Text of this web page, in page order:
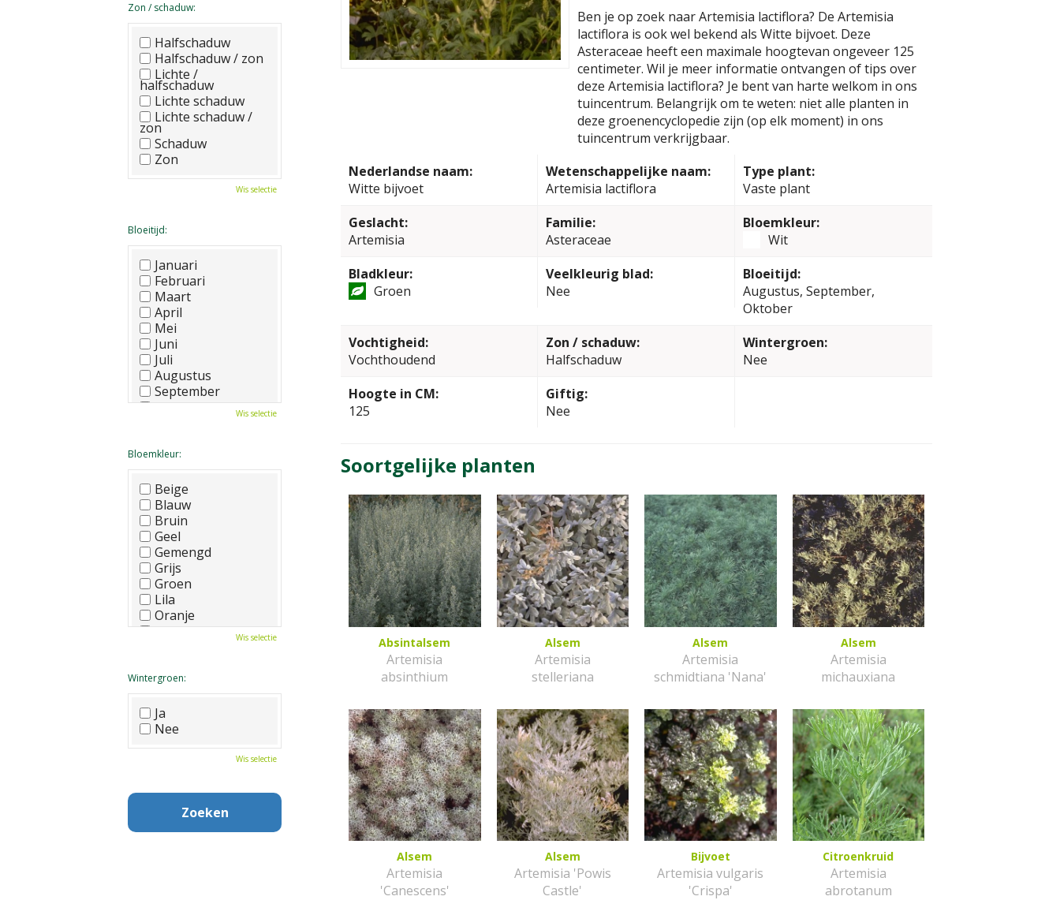
Ben je op zoek naar Artemisia lactiflora? De Artemisia
lactiflora is ook wel bekend als Witte bijvoet. Deze
Asteraceae heeft een maximale hoogtevan ongeveer 125
centimeter. Wil je meer informatie ontvangen of tips over
deze Artemisia lactiflora? Je bent van harte welkom in ons
tuincentrum. Belangrijk om te weten: niet alle planten in
deze groenencyclopedie zijn (op elk moment) in ons
tuincentrum verkrijgbaar.
Nederlandse naam:
Witte bijvoet
Wetenschappelijke naam:
Artemisia lactiflora
Type plant:
Vaste plant
Geslacht:
Artemisia
Familie:
Asteraceae
Bloemkleur:
Wit
Bladkleur:
Groen
Veelkleurig blad:
Nee
Bloeitijd:
Augustus, September,
Oktober
Vochtigheid:
Vochthoudend
Zon / schaduw:
Halfschaduw
Wintergroen:
Nee
Hoogte in CM:
125
Giftig:
Nee
Soortgelijke planten
Absintalsem
Artemisia
absinthium
Alsem
Artemisia
stelleriana
Alsem
Artemisia
schmidtiana 'Nana'
Alsem
Artemisia
michauxiana
Alsem
Artemisia
'Canescens'
Alsem
Artemisia 'Powis
Castle'
Bijvoet
Artemisia vulgaris
'Crispa'
Citroenkruid
Artemisia
abrotanum
Zon / schaduw:
Halfschaduw
Halfschaduw / zon
Lichte /
halfschaduw
Lichte schaduw
Lichte schaduw /
zon
Schaduw
Zon
Wis selectie
Bloeitijd:
Januari
Februari
Maart
April
Mei
Juni
Juli
Augustus
September
Oktober
Wis selectie
Bloemkleur:
Beige
Blauw
Bruin
Geel
Gemengd
Grijs
Groen
Lila
Oranje
Paars
Wit
Zwart
Wis selectie
Wintergroen:
Ja
Nee
Wis selectie